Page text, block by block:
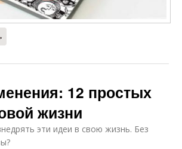
12 простых
жизни
эти идеи в свою жизнь. Без